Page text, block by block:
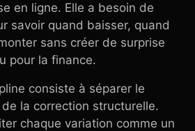
en ligne. Elle a besoin de
savoir quand baisser, quand
sans créer de surprise
pour la finance.
consiste à séparer le
la correction structurelle.
chaque variation comme un